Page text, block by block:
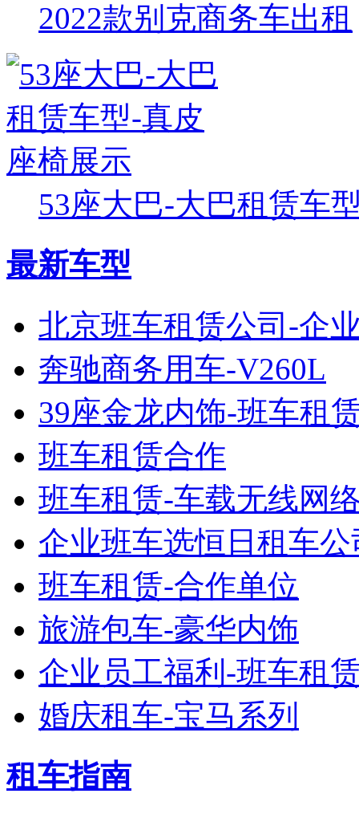
2022款别克商务车出租
53座大巴-大巴租赁车
最新车型
北京班车租赁公司-企
奔驰商务用车-V260L
39座金龙内饰-班车租
班车租赁合作
班车租赁-车载无线网
企业班车选恒日租车公
班车租赁-合作单位
旅游包车-豪华内饰
企业员工福利-班车租
婚庆租车-宝马系列
租车指南